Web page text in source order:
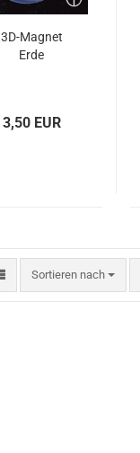
3D-​Ma­gnet
Erde
3,50 EUR
Sortieren nach
Sortieren nach